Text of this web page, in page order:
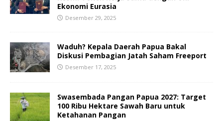
Ekonomi Eurasia
Desember 29, 2025
Waduh? Kepala Daerah Papua Bakal
Diskusi Pembagian Jatah Saham Freeport
Desember 17, 2025
Swasembada Pangan Papua 2027: Target
100 Ribu Hektare Sawah Baru untuk
Ketahanan Pangan